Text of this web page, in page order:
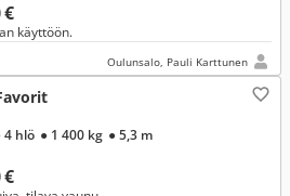
€
käyttöön.
Oulunsalo, Pauli Karttunen
€
4 hlö ● 1 400 kg ● 5,3 m